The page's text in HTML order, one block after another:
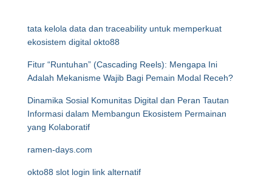
tata kelola data dan traceability untuk memperkuat
ekosistem digital okto88
Fitur “Runtuhan” (Cascading Reels): Mengapa Ini
Adalah Mekanisme Wajib Bagi Pemain Modal Receh?
Dinamika Sosial Komunitas Digital dan Peran Tautan
Informasi dalam Membangun Ekosistem Permainan
yang Kolaboratif
ramen-days.com
okto88 slot login link alternatif